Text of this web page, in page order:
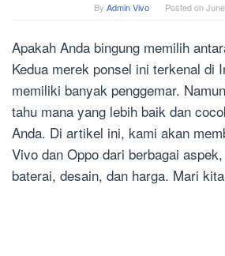
By Admin Vivo Posted on
Apakah Anda bingung memilih
Kedua merek ponsel ini terkenal di
memiliki banyak penggemar.
tahu mana yang lebih baik dan
Anda. Di artikel ini, kami akan
Vivo dan Oppo dari berbagai
baterai, desain, dan harga. Mari